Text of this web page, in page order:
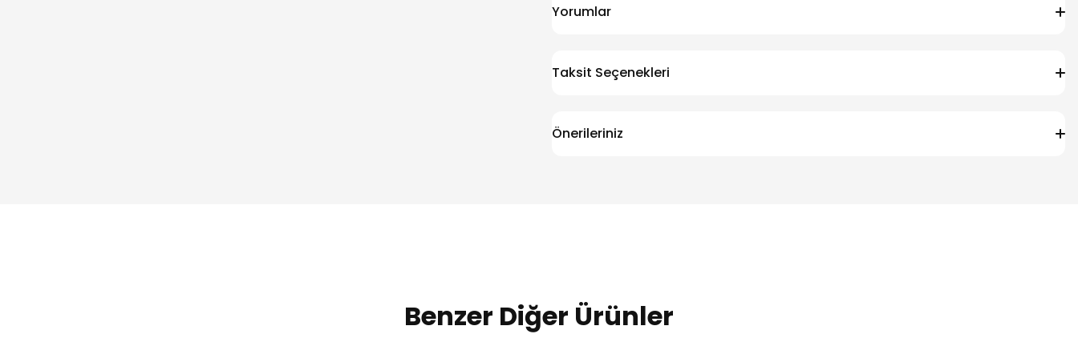
Yorumlar
Taksit Seçenekleri
Önerileriniz
Benzer Diğer Ürünler